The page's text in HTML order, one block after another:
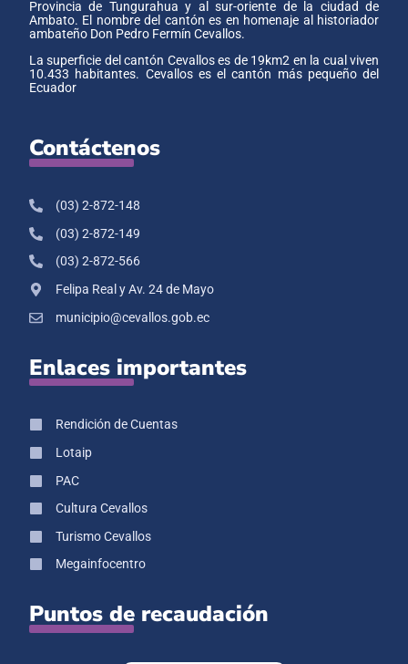
Provincia de Tungurahua y al sur-oriente de la ciudad de
Ambato. El nombre del cantón es en homenaje al historiador
ambateño Don Pedro Fermín Cevallos.
La superficie del cantón Cevallos es de 19km2 en la cual viven
10.433 habitantes. Cevallos es el cantón más pequeño del
Ecuador
Contáctenos
(03) 2-872-148
(03) 2-872-149
(03) 2-872-566
Felipa Real y Av. 24 de Mayo
municipio@cevallos.gob.ec
Enlaces importantes
Rendición de Cuentas
Lotaip
PAC
Cultura Cevallos
Turismo Cevallos
Megainfocentro
Puntos de recaudación